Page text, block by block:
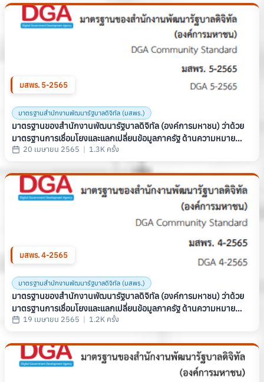
มสพร. 5-2565
มาตรฐานสำนักงานพัฒนารัฐบาลดิจิทัล (มสพร.)
มาตรฐานของสำนักงานพัฒนารัฐบาลดิจิทัล (องค์การมหาชน) ว่าด้วย
มาตรฐานการเชื่อมโยงและแลกเปลี่ยนข้อมูลภาครัฐ ด้านความหมาย
ข้อมูล เรื่อง ข้อมูลนิติบุคคล (THAILAND GOVERNMENT
INFORMATION EXCHANGE STANDARD SERIES: SEMANTIC
STANDARD PART 2: JURISTIC PERSON DATA) (มสพร. 5-2565)
20 เมษายน 2565 | 1.3K ครั้ง
มสพร. 4-2565
มาตรฐานสำนักงานพัฒนารัฐบาลดิจิทัล (มสพร.)
มาตรฐานของสำนักงานพัฒนารัฐบาลดิจิทัล (องค์การมหาชน) ว่าด้วย
มาตรฐานการเชื่อมโยงและแลกเปลี่ยนข้อมูลภาครัฐ ด้านความหมาย
ข้อมูล เรื่องข้อมูลบุคคล (THAILAND GOVERNMENT INFORMATION
EXCHANGE STANDARD, SERIES: SEMANTIC, PART 1: PERSON
DATA) (มสพร. 4-2565)
19 เมษายน 2565 | 1.2K ครั้ง